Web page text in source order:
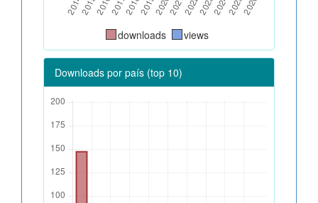
downloads views
Downloads por país (top 10)